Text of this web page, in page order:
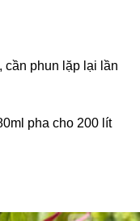
cần phun lặp lại lần
pha cho 200 lít